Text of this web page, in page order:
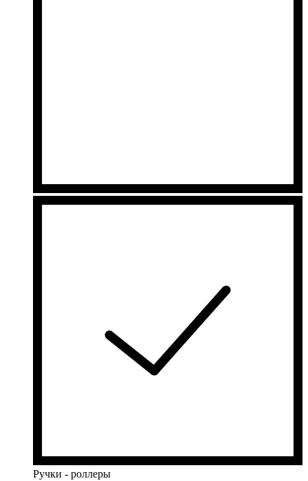
Ручки - роллеры